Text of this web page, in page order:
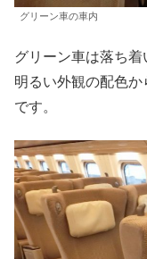
グリーン車の車内
グリーン車は落ち着
明るい外観の配色
です。